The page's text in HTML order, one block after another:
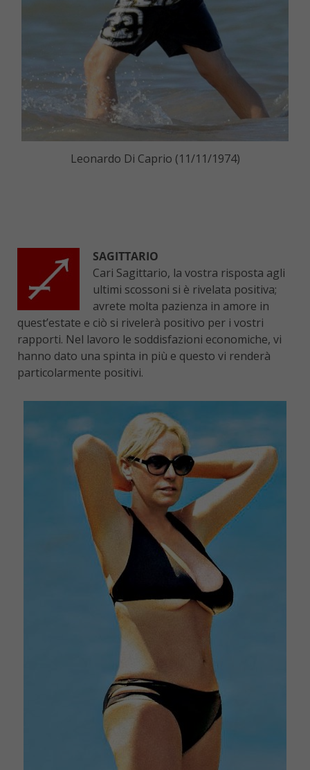
Leonardo Di Caprio (11/11/1974)
SAGITTARIO
Cari Sagittario, la vostra risposta agli
ultimi scossoni si è rivelata positiva;
avrete molta pazienza in amore in
quest’estate e ciò si rivelerà positivo per i vostri
rapporti. Nel lavoro le soddisfazioni economiche, vi
hanno dato una spinta in più e questo vi renderà
particolarmente positivi.